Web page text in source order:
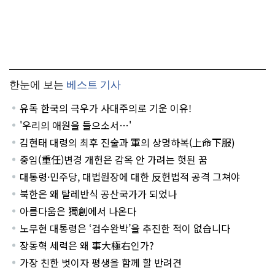
한눈에 보는 베스트 기사
유독 한국의 극우가 사대주의로 기운 이유!
'우리의 애원을 들으소서…'
김현태 대령의 최후 진술과 軍의 상명하복(上命下服)
중임(重任)변경 개헌은 감옥 안 가려는 헛된 꿈
대통령·민주당, 대법원장에 대한 反헌법적 공격 그쳐야
북한은 왜 탈레반식 공산국가가 되었나
아름다움은 獨創에서 나온다
노무현 대통령은 ‘검수완박’을 추진한 적이 없습니다
장동혁 세력은 왜 事大極右인가?
가장 친한 벗이자 평생을 함께 할 반려견